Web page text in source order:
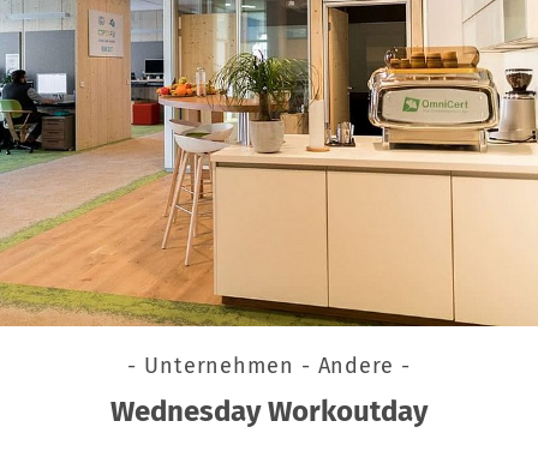
- Unternehmen - Andere -
Wednesday Workoutday